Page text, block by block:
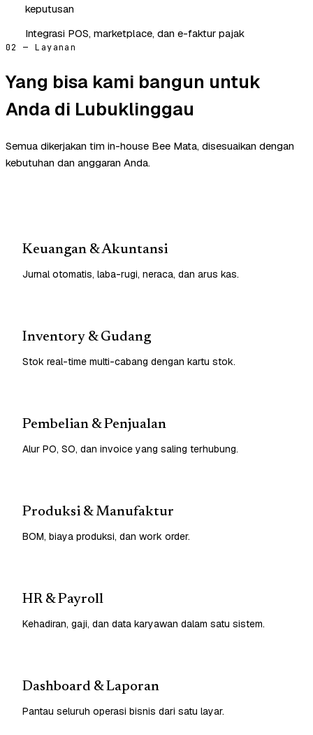
keputusan
Integrasi POS, marketplace, dan e-faktur pajak
02 — Layanan
Yang bisa kami bangun untuk
Anda di Lubuklinggau
Semua dikerjakan tim in-house Bee Mata, disesuaikan dengan
kebutuhan dan anggaran Anda.
Keuangan & Akuntansi
Jurnal otomatis, laba-rugi, neraca, dan arus kas.
Inventory & Gudang
Stok real-time multi-cabang dengan kartu stok.
Pembelian & Penjualan
Alur PO, SO, dan invoice yang saling terhubung.
Produksi & Manufaktur
BOM, biaya produksi, dan work order.
HR & Payroll
Kehadiran, gaji, dan data karyawan dalam satu sistem.
Dashboard & Laporan
Pantau seluruh operasi bisnis dari satu layar.